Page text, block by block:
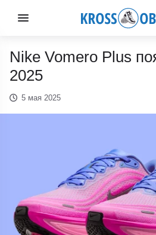
Nike Vomero Plus
2025
5 мая 2025